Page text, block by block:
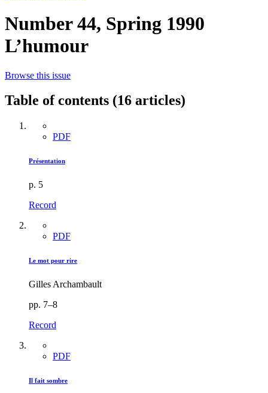
Number 44, Spring 1990
L’humour
Browse this issue
Table of contents (16 articles)
PDF
Présentation
p. 5
Record
PDF
Le mot pour rire
Gilles Archambault
pp. 7–8
Record
PDF
Il fait sombre